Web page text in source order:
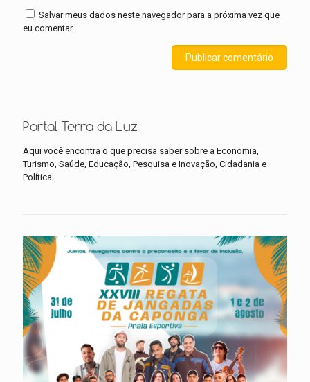
Salvar meus dados neste navegador para a próxima vez que
eu comentar.
Portal Terra da Luz
Aqui você encontra o que precisa saber sobre a Economia,
Turismo, Saúde, Educação, Pesquisa e Inovação, Cidadania e
Política.